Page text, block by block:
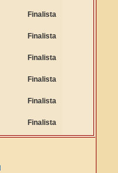
Finalista
Finalista
Finalista
Finalista
Finalista
Finalista